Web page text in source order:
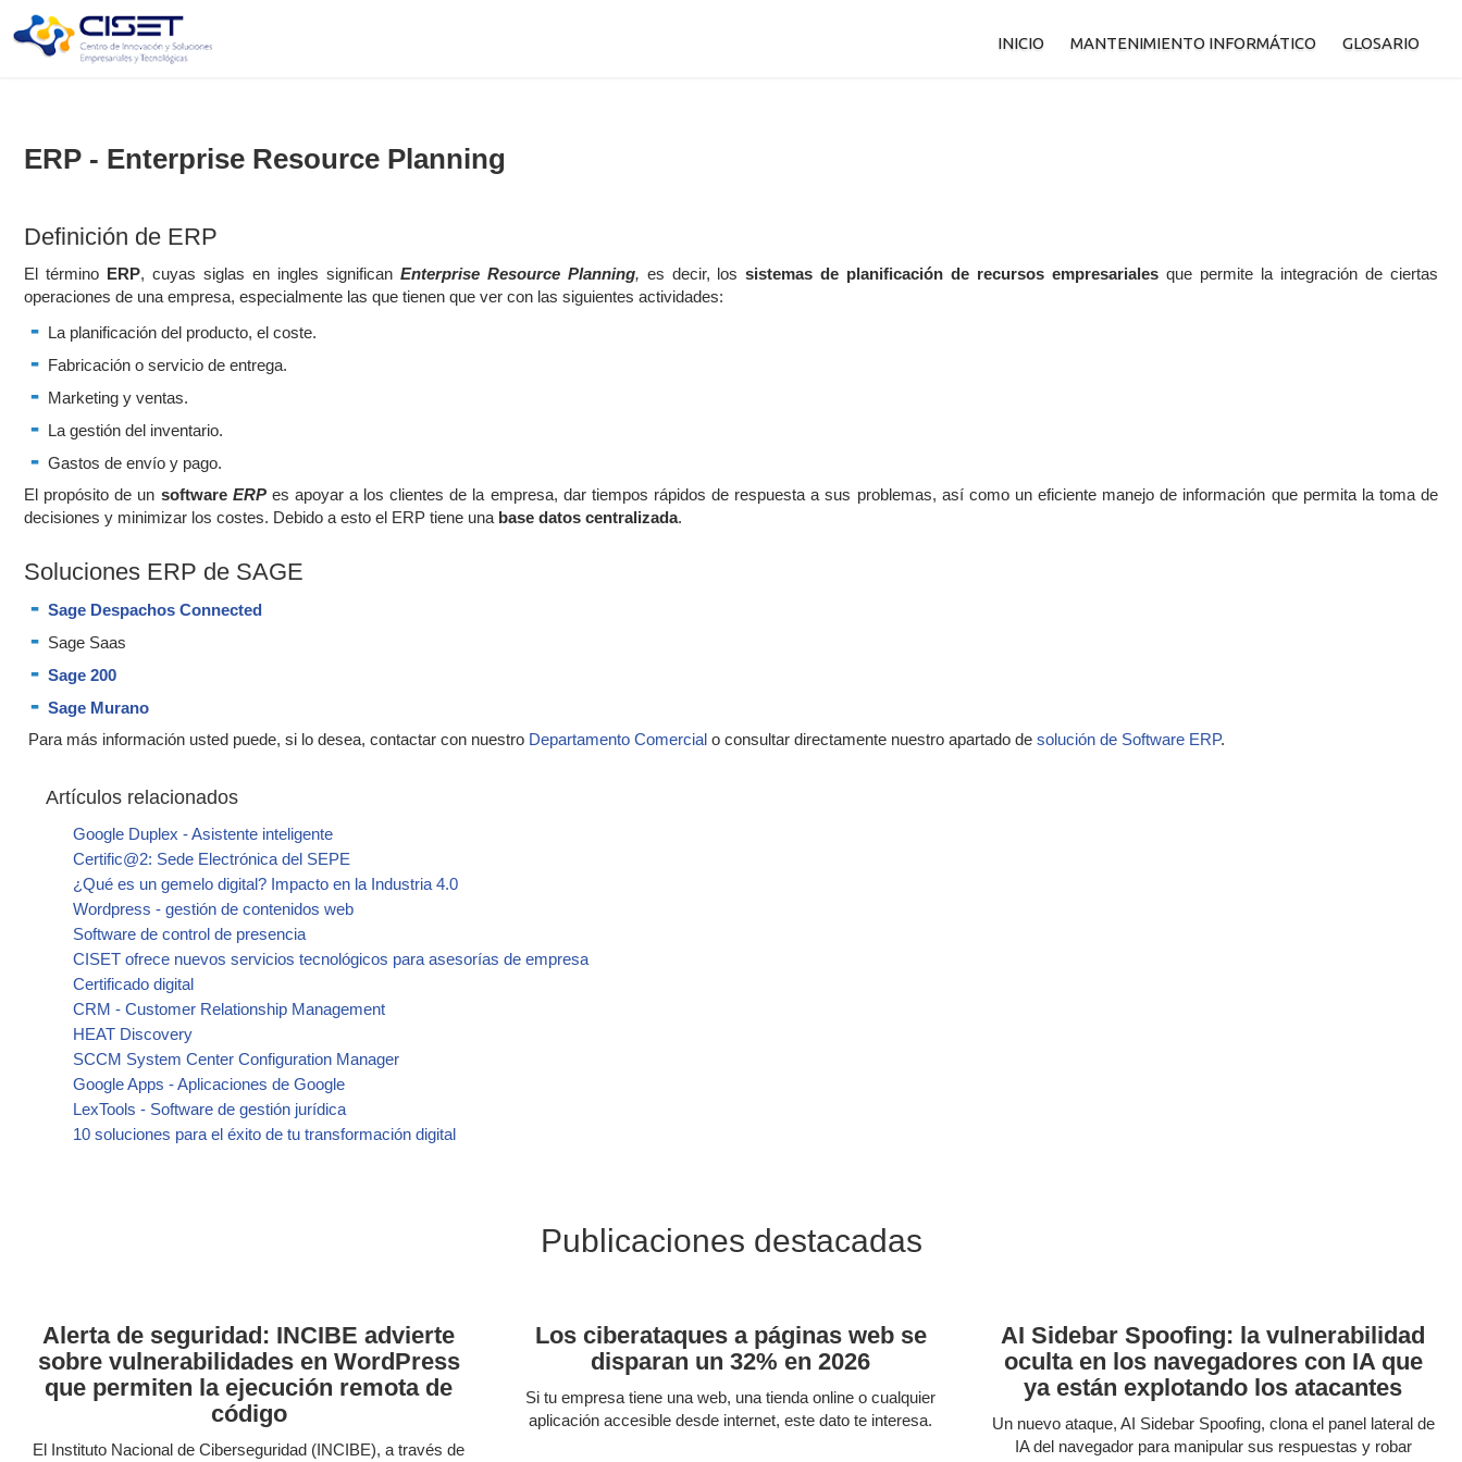
INICIO MANTENIMIENTO INFORMÁTICO GLOSARIO
ERP - Enterprise Resource Planning
Definición de ERP
El término ERP, cuyas siglas en ingles significan Enterprise Resource Planning, es decir, lossistemas de planificación de recursos empresariales que permite la integración de ciertas
operaciones de una empresa, especialmente las que tienen que ver con las siguientes actividades:
La planificación del producto, el coste.
Fabricación o servicio de entrega.
Marketing y ventas.
La gestión del inventario.
Gastos de envío y pago.
El propósito de un software ERP es apoyar a los clientes de la empresa, dar tiempos rápidos de respuesta a sus problemas, así como un eficiente manejo de información que permita la toma de
decisiones y minimizar los costes. Debido a esto el ERP tiene una base datos centralizada.
Soluciones ERP de SAGE
Sage Despachos Connected
Sage Saas
Sage 200
Sage Murano
Para más información usted puede, si lo desea, contactar con nuestro Departamento Comercial o consultar directamente nuestro apartado de solución de Software ERP.
Artículos relacionados
Google Duplex - Asistente inteligente
Certific@2: Sede Electrónica del SEPE
¿Qué es un gemelo digital? Impacto en la Industria 4.0
Wordpress - gestión de contenidos web
Software de control de presencia
CISET ofrece nuevos servicios tecnológicos para asesorías de empresa
Certificado digital
CRM - Customer Relationship Management
HEAT Discovery
SCCM System Center Configuration Manager
Google Apps - Aplicaciones de Google
LexTools - Software de gestión jurídica
10 soluciones para el éxito de tu transformación digital
Publicaciones destacadas
Alerta de seguridad: INCIBE advierte
sobre vulnerabilidades en WordPress
que permiten la ejecución remota de
código
El Instituto Nacional de Ciberseguridad (INCIBE), a través de
Los ciberataques a páginas web se
disparan un 32% en 2026
Si tu empresa tiene una web, una tienda online o cualquier
aplicación accesible desde internet, este dato te interesa.
AI Sidebar Spoofing: la vulnerabilidad
oculta en los navegadores con IA que
ya están explotando los atacantes
Un nuevo ataque, AI Sidebar Spoofing, clona el panel lateral de
IA del navegador para manipular sus respuestas y robar